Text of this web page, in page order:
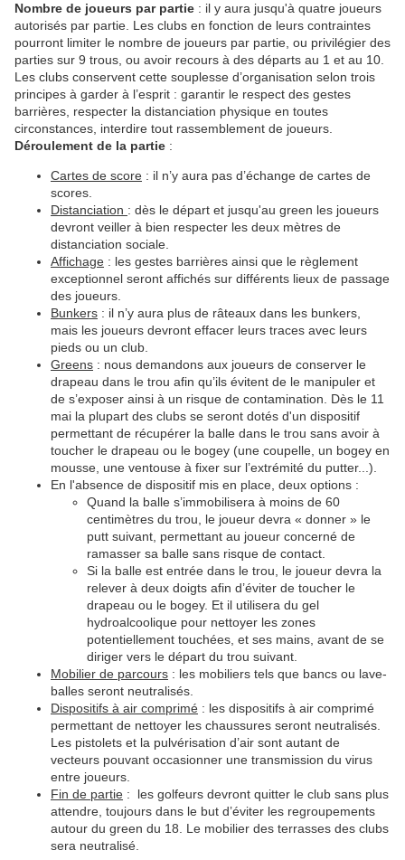
Nombre de joueurs par partie : il y aura jusqu'à quatre joueurs
autorisés par partie. Les clubs en fonction de leurs contraintes
pourront limiter le nombre de joueurs par partie, ou privilégier des
parties sur 9 trous, ou avoir recours à des départs au 1 et au 10.
Les clubs conservent cette souplesse d’organisation selon trois
principes à garder à l’esprit : garantir le respect des gestes
barrières, respecter la distanciation physique en toutes
circonstances, interdire tout rassemblement de joueurs.
Déroulement de la partie :
Cartes de score : il n’y aura pas d’échange de cartes de
scores.
Distanciation : dès le départ et jusqu'au green les joueurs
devront veiller à bien respecter les deux mètres de
distanciation sociale.
Affichage : les gestes barrières ainsi que le règlement
exceptionnel seront affichés sur différents lieux de passage
des joueurs.
Bunkers : il n’y aura plus de râteaux dans les bunkers,
mais les joueurs devront effacer leurs traces avec leurs
pieds ou un club.
Greens : nous demandons aux joueurs de conserver le
drapeau dans le trou afin qu’ils évitent de le manipuler et
de s’exposer ainsi à un risque de contamination. Dès le 11
mai la plupart des clubs se seront dotés d'un dispositif
permettant de récupérer la balle dans le trou sans avoir à
toucher le drapeau ou le bogey (une coupelle, un bogey en
mousse, une ventouse à fixer sur l’extrémité du putter...).
En l'absence de dispositif mis en place, deux options :
Quand la balle s’immobilisera à moins de 60
centimètres du trou, le joueur devra « donner » le
putt suivant, permettant au joueur concerné de
ramasser sa balle sans risque de contact.
Si la balle est entrée dans le trou, le joueur devra la
relever à deux doigts afin d’éviter de toucher le
drapeau ou le bogey. Et il utilisera du gel
hydroalcoolique pour nettoyer les zones
potentiellement touchées, et ses mains, avant de se
diriger vers le départ du trou suivant.
Mobilier de parcours : les mobiliers tels que bancs ou lave-
balles seront neutralisés.
Dispositifs à air comprimé : les dispositifs à air comprimé
permettant de nettoyer les chaussures seront neutralisés.
Les pistolets et la pulvérisation d’air sont autant de
vecteurs pouvant occasionner une transmission du virus
entre joueurs.
Fin de partie : les golfeurs devront quitter le club sans plus
attendre, toujours dans le but d’éviter les regroupements
autour du green du 18. Le mobilier des terrasses des clubs
sera neutralisé.